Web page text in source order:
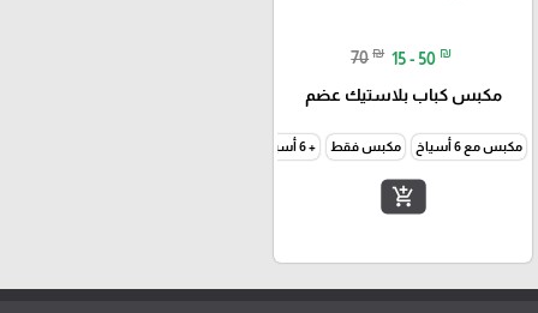
70 ₪ 15 - 50 ₪
مكبس كباب بلاستيك عضم
مكبس مع 6 أسياخ مكبس فقط + 6 أسياخ اضافي
add_shopping_cart